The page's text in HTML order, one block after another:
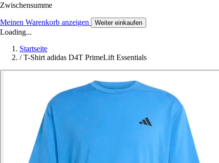
Zwischensumme
Meinen Warenkorb anzeigen Weiter einkaufen
Loading...
Startseite
/ T-Shirt adidas D4T PrimeLift Essentials